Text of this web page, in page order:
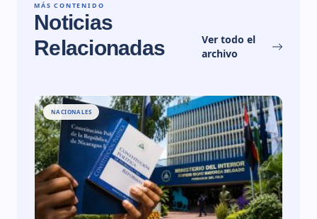
MÁS CONTENIDO
Noticias
Relacionadas
Ver todo el
archivo
NACIONALES